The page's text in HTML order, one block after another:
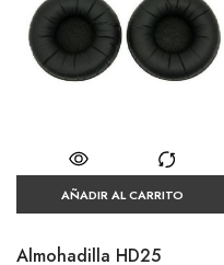
AÑADIR AL CARRITO
Almohadilla HD25